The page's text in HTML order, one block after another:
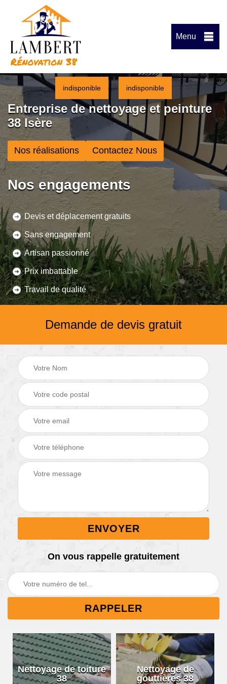
Menu
indisponible indisponible
Entreprise de nettoyage et peinture
38 Isère
Nos réalisations Contactez Nous
Nos engagements
Devis et déplacement gratuits
Sans engagement
Artisan passionné
Prix imbattable
Travail de qualité
Demande de devis gratuit
On vous rappelle gratuitement
Nettoyage de toiture
38
Nettoyage de
gouttières 38